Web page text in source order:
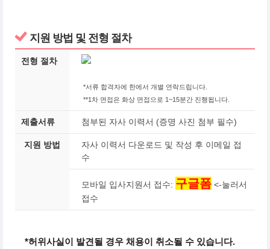
지원 방법 및 전형 절차
전형 절차
*서류 합격자에 한에서 개별 연락드립니다.
**1차 면접은 화상 면접으로 1~15분간 진행됩니다.
제출서류 첨부된 자사 이력서 (증명 사진 첨부 필수)
지원 방법
자사 이력서 다운로드 및 작성 후 이메일 접
수
모바일 입사지원서 접수: 구글폼 <-눌러서
접수
*허위사실이 발견될 경우 채용이 취소될 수 있습니다.